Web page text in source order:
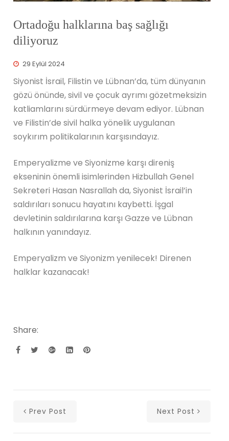
Ortadoğu halklarına baş sağlığı
diliyoruz
29 Eylül 2024
Siyonist İsrail, Filistin ve Lübnan’da, tüm dünyanın
gözü önünde, sivil ve çocuk ayrımı gözetmeksizin
katliamlarını sürdürmeye devam ediyor. Lübnan
ve Filistin’de sivil halka yönelik uygulanan
soykırım politikalarının karşısındayız.
Emperyalizme ve Siyonizme karşı direniş
ekseninin önemli isimlerinden Hizbullah Genel
Sekreteri Hasan Nasrallah da, Siyonist İsrail’in
saldırıları sonucu hayatını kaybetti. İşgal
devletinin saldırılarına karşı Gazze ve Lübnan
halkının yanındayız.
Emperyalizm ve Siyonizm yenilecek! Direnen
halklar kazanacak!
Share:
Prev Post Next Post